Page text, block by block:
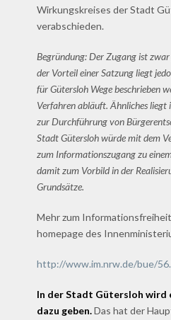
Wirkungskreises der Stadt
verabschieden.
Begründung: Der Zugang ist
der Vorteil einer Satzung liegt
für Gütersloh Wege beschrieben
Verfahren abläuft. Ähnliches liegt
zur Durchführung von
Stadt Gütersloh würde mit dem
zum Informationszugang zu
damit zum Vorbild in der
Grundsätze.
Mehr zum
homepage des
http://www.im.nrw.de/bue/
In der Stadt Gütersloh wird
dazu geben.Das hat der